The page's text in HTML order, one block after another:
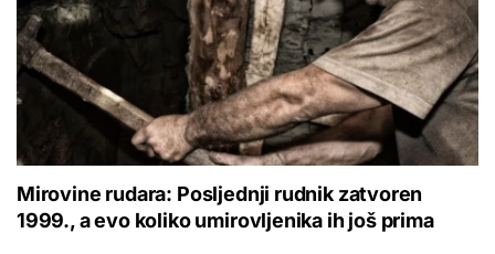
Mirovine rudara: Posljednji rudnik zatvoren
1999., a evo koliko umirovljenika ih još prima